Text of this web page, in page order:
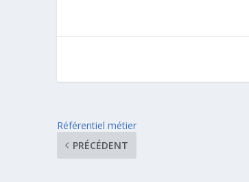
Référentiel métier
PRÉCÉDENT